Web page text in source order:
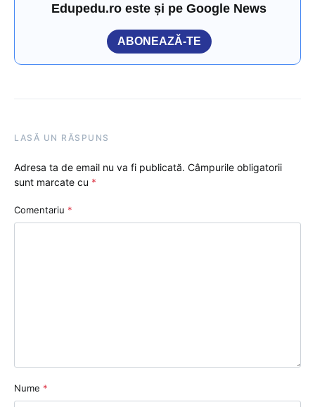
Edupedu.ro este și pe Google News
ABONEAZĂ-TE
LASĂ UN RĂSPUNS
Adresa ta de email nu va fi publicată. Câmpurile obligatorii
sunt marcate cu *
Comentariu *
Nume *